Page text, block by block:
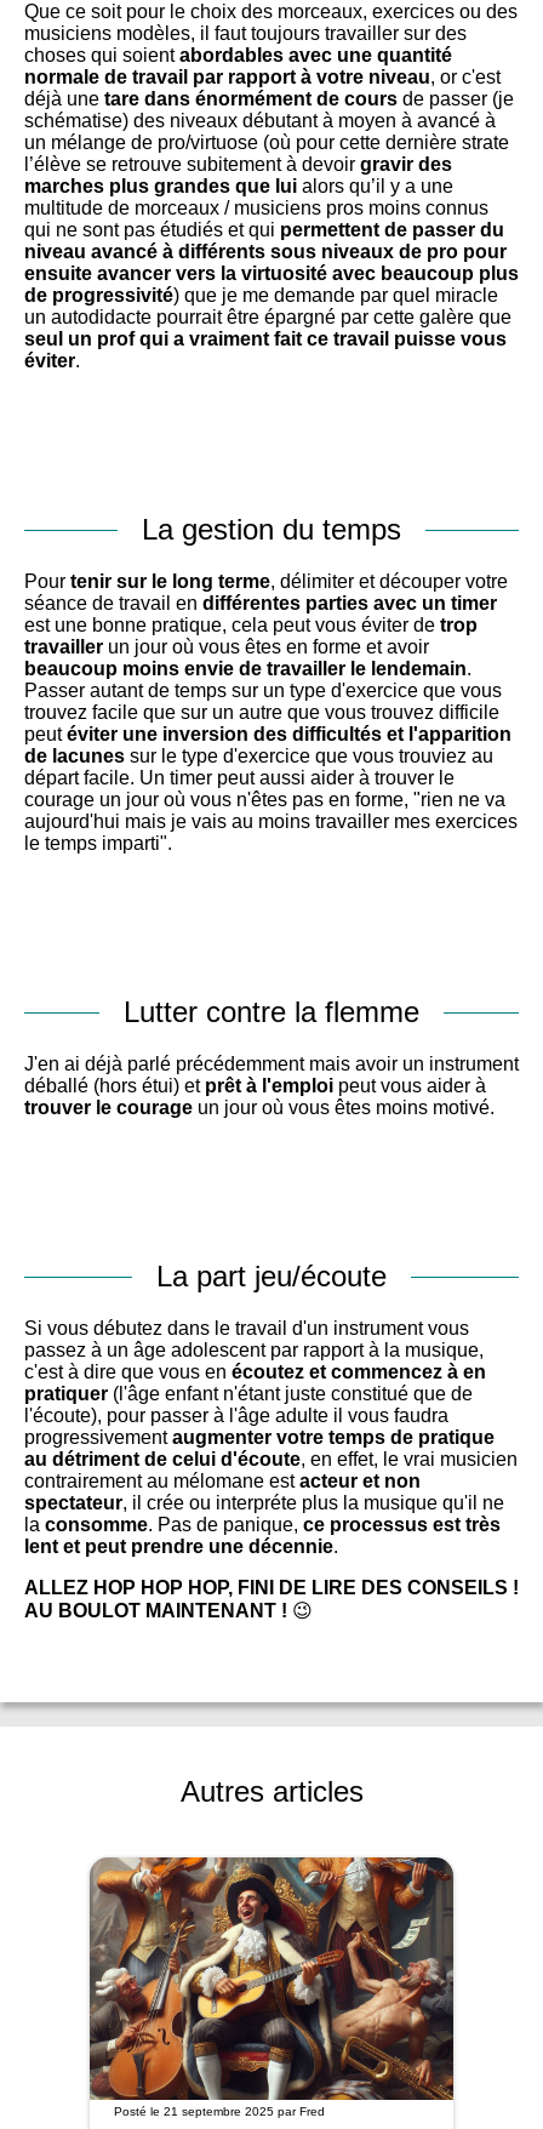
Que ce soit pour le choix des morceaux, exercices ou des
musiciens modèles, il faut toujours travailler sur des
choses qui soientabordables avec une quantité
normale de travail par rapport à votre niveau, or c'est
déjà une tare dans énormément de cours de passer (je
schématise) des niveaux débutant à moyen à avancé à
un mélange de pro/virtuose (où pour cette dernière strate
l’élève se retrouve subitement à devoir gravir des
marches plus grandes que lui alors qu’il y a une
multitude de morceaux / musiciens pros moins connus
qui ne sont pas étudiés et qui permettent de passer du
niveau avancé à différents sous niveaux de pro pour
ensuite avancer vers la virtuosité avec beaucoup plus
de progressivité) que je me demande par quel miracle
un autodidacte pourrait être épargné par cette galère que
seul un prof qui a vraiment fait ce travail puisse vous
éviter.
La gestion du temps
Pour tenir sur le long terme, délimiter et découper votre
séance de travail en différentes parties avec un timer
est une bonne pratique, cela peut vous éviter de trop
travailler un jour où vous êtes en forme et avoir
beaucoup moins envie de travailler le lendemain.
Passer autant de temps sur un type d'exercice que vous
trouvez facile que sur un autre que vous trouvez difficile
peutéviter une inversion des difficultés et l'apparition
de lacunes sur le type d'exercice que vous trouviez au
départ facile. Un timer peut aussi aider à trouver le
courage un jour où vous n'êtes pas en forme, "rien ne va
aujourd'hui mais je vais au moins travailler mes exercices
le temps imparti".
Lutter contre la flemme
J'en ai déjà parlé précédemment mais avoir un instrument
déballé (hors étui) et prêt à l'emploi peut vous aider à
trouver le courage un jour où vous êtes moins motivé.
La part jeu/écoute
Si vous débutez dans le travail d'un instrument vous
passez à un âge adolescent par rapport à la musique,
c'est à dire que vous en écoutez et commencez à en
pratiquer (l'âge enfant n'étant juste constitué que de
l'écoute), pour passer à l'âge adulte il vous faudra
progressivementaugmenter votre temps de pratique
au détriment de celui d'écoute, en effet, le vrai musicien
contrairement au mélomane estacteur et non
spectateur, il crée ou interpréte plus la musique qu'il ne
la consomme. Pas de panique, ce processus est très
lent et peut prendre une décennie.
ALLEZ HOP HOP HOP, FINI DE LIRE DES CONSEILS !
AU BOULOT MAINTENANT ! 😉
Autres articles
Posté le 21 septembre 2025 parFred